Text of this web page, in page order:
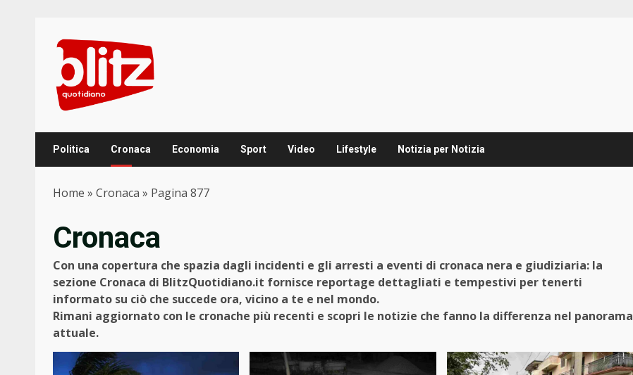
content
Politica Cronaca Economia Sport Video Lifestyle Notizia per Notizia
Home » Cronaca » Pagina 877
Cronaca
Con una copertura che spazia dagli incidenti e gli arresti a eventi di cronaca nera e giudiziaria: la
sezione Cronaca di BlitzQuotidiano.it fornisce reportage dettagliati e tempestivi per tenerti
informato su ciò che succede ora, vicino a te e nel mondo.
Rimani aggiornato con le cronache più recenti e scopri le notizie che fanno la differenza nel panorama
attuale.